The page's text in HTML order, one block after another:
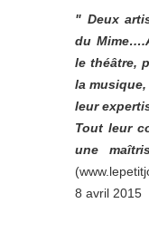
" Deux
du
le théâtre,
la
leur
Tout leur
une
8 avril 2015